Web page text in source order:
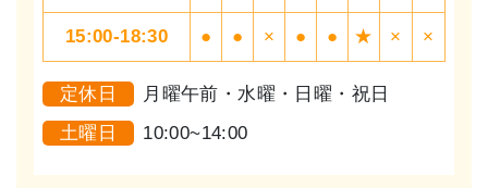
15:00-18:30 ● ● × ● ● ★ × ×
定休日
月曜午前・水曜・日曜・祝日
土曜日
10:00~14:00